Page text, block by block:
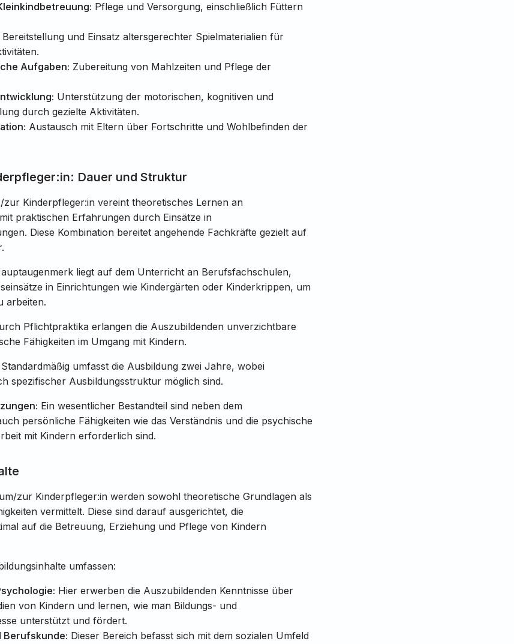
Pflege und Versorgung, einschließlich Füttern
Bereitstellung und Einsatz altersgerechter Spielmaterialien für
Aufgaben: Zubereitung von Mahlzeiten und Pflege der
Unterstützung der motorischen, kognitiven und
durch gezielte Aktivitäten.
Austausch mit Eltern über Fortschritte und Wohlbefinden der
Dauer und Struktur
zur Kinderpfleger:in vereint theoretisches Lernen an
praktischen Erfahrungen durch Einsätze in
Diese Kombination bereitet angehende Fachkräfte gezielt auf
liegt auf dem Unterricht an Berufsfachschulen,
in Einrichtungen wie Kindergärten oder Kinderkrippen, um
arbeiten.
Pflichtpraktika erlangen die Auszubildenden unverzichtbare
Fähigkeiten im Umgang mit Kindern.
Standardmäßig umfasst die Ausbildung zwei Jahre, wobei
spezifischer Ausbildungsstruktur möglich sind.
Ein wesentlicher Bestandteil sind neben dem
persönliche Fähigkeiten wie das Verständnis und die psychische
mit Kindern erforderlich sind.
zur Kinderpfleger:in werden sowohl theoretische Grundlagen als
vermittelt. Diese sind darauf ausgerichtet, die
auf die Betreuung, Erziehung und Pflege von Kindern
umfassen:
Hier erwerben die Auszubildenden Kenntnisse über
von Kindern und lernen, wie man Bildungs- und
unterstützt und fördert.
Berufskunde: Dieser Bereich befasst sich mit dem sozialen Umfeld